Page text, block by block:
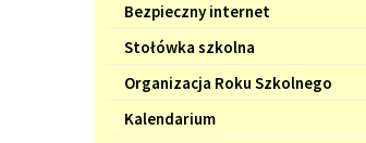
Bezpieczny internet
Stołówka szkolna
Organizacja Roku Szkolnego
Kalendarium